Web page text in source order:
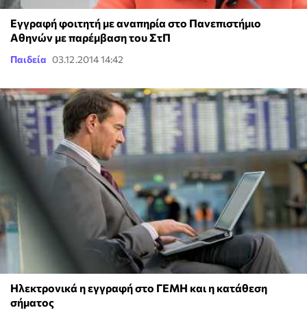
Εγγραφή φοιτητή με αναπηρία στο Πανεπιστήμιο
Αθηνών με παρέμβαση του ΣτΠ
Παιδεία 03.12.2014 14:42
Ηλεκτρονικά η εγγραφή στο ΓΕΜΗ και η κατάθεση
σήματος